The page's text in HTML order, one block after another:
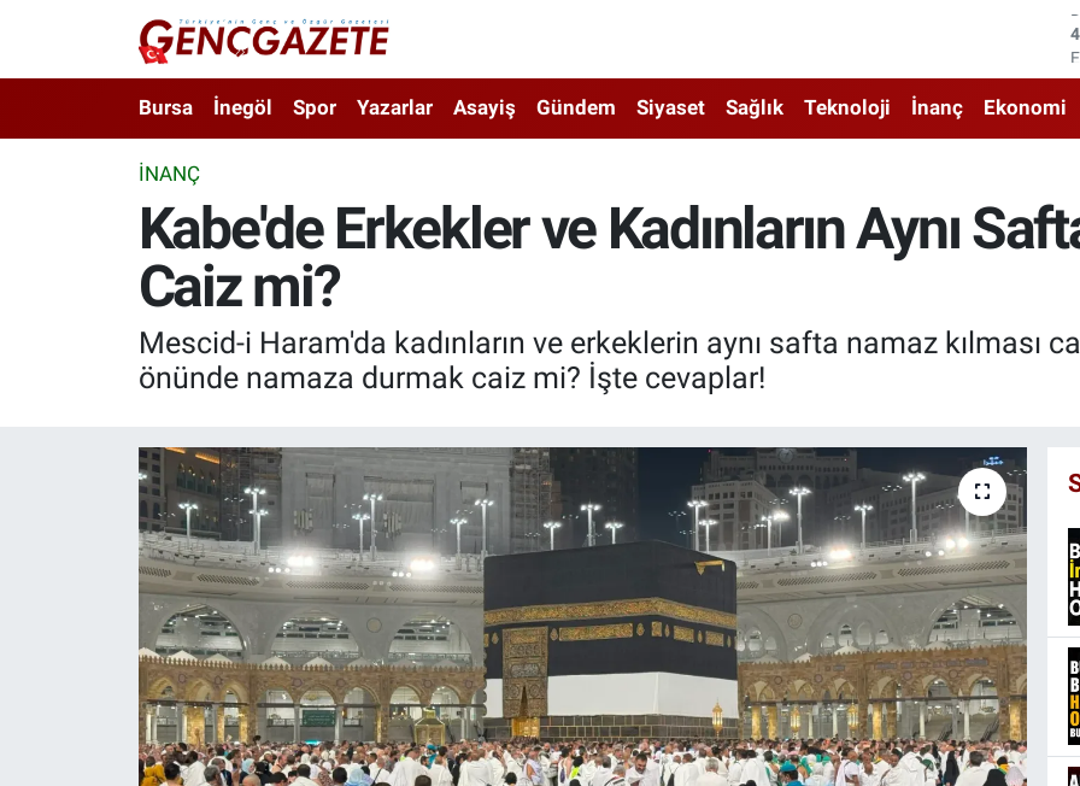
Bursa İnegöl Spor Yazarlar Asayiş Gündem Siyaset Sağlık Teknoloji İnanç Ekonomi
İNANÇ
Kabe'de Erkekler ve Kadınların Aynı
Caiz mi?
Mescid-i Haram'da kadınların ve erkeklerin aynı safta namaz kılması
önünde namaza durmak caiz mi? İşte cevaplar!
3.SAYFA
Kadın & Aile
Kültür & Sanat
Nöbetçi Eczaneler
Trafik Durumu
Süper Lig Puan Durumu ve Fikstür
Tüm Manşetler
Haber Arşivi